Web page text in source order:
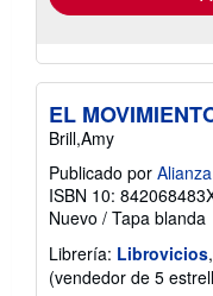
EL
Brill,Amy
Publicado por
ISBN 10:
Nuevo / Tapa blanda
Librería: Librovicios
(vendedor de 5